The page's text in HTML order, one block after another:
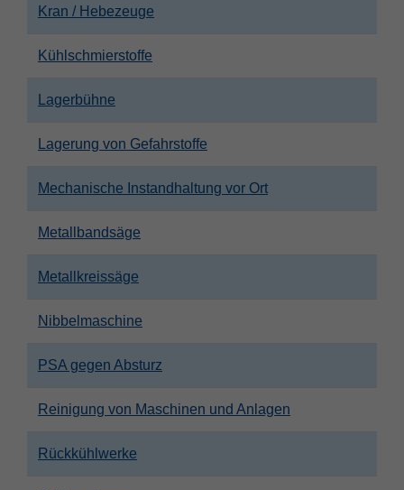
Kran / Hebezeuge
Kühlschmierstoffe
Lagerbühne
Lagerung von Gefahrstoffe
Mechanische Instandhaltung vor Ort
Metallbandsäge
Metallkreissäge
Nibbelmaschine
PSA gegen Absturz
Reinigung von Maschinen und Anlagen
Rückkühlwerke